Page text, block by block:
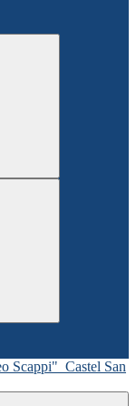
Scappi" Castel San